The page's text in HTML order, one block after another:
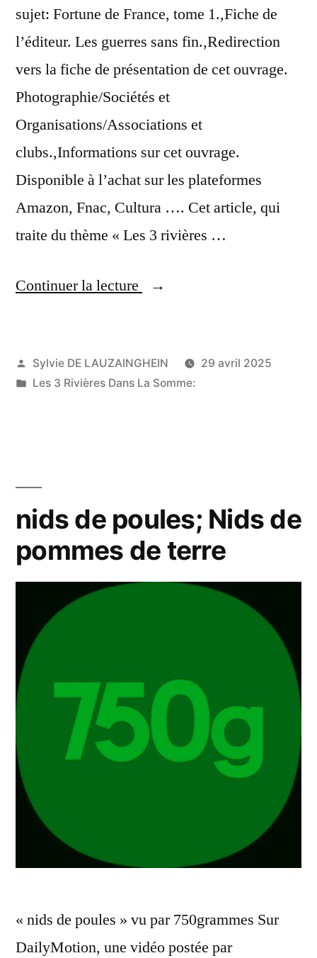
sujet: Fortune de France, tome 1.,Fiche de
l’éditeur. Les guerres sans fin.,Redirection
vers la fiche de présentation de cet ouvrage.
Photographie/Sociétés et
Organisations/Associations et
clubs.,Informations sur cet ouvrage.
Disponible à l’achat sur les plateformes
Amazon, Fnac, Cultura …. Cet article, qui
traite du thème « Les 3 rivières …
Continuer la lecture
« Actus
Veterans
Journée
d’aide
à
Hugo,
Publié
par
Sylvie DE LAUZAINGHEIN
29 avril 2025
Publié
Les 3 Rivières Dans La Somme:
nids de poules; Nids de
pommes de terre
« nids de poules » vu par 750grammes Sur
DailyMotion, une vidéo postée par